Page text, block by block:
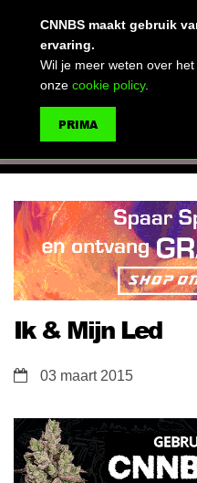
Ik & Mijn Led
03 maart 2015
CNNBS maakt gebruik
ervaring.
Wil je meer weten over
onze cookie policy.
PRIMA